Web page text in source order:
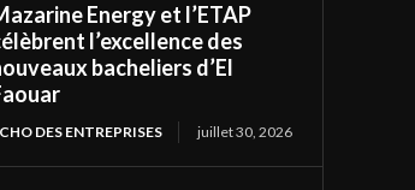
Energy et l’ETAP
l’excellence des
bacheliers d’El
DES ENTREPRISES juillet 30, 2026